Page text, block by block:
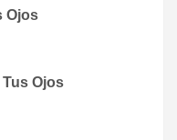
Ojos
Ojos